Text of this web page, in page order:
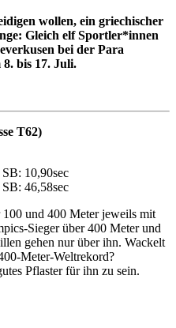
wollen, ein griechischer
Gleich elf Sportler*innen
bei der Para
bis 17. Juli.
T62)
10,90sec
46,58sec
und 400 Meter jeweils mit
Sieger über 400 Meter und
gehen nur über ihn. Wackelt
Meter-Weltrekord?
Pflaster für ihn zu sein.